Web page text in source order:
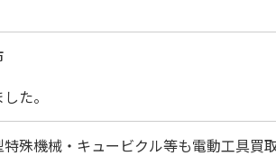
た。
殊機械・キュービクル等も電動工具買